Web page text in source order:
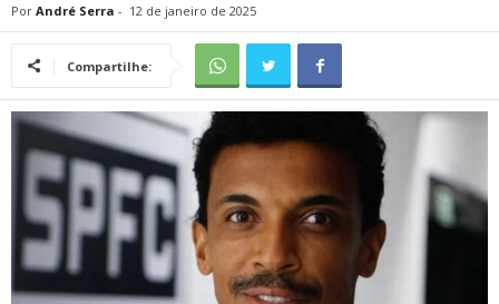
Por André Serra - 12 de janeiro de 2025
Compartilhe: